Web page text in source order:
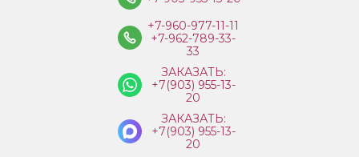
+7-960-977-11-11
+7-962-789-33-
33
ЗАКАЗАТЬ:
+7(903) 955-13-
20
ЗАКАЗАТЬ:
+7(903) 955-13-
20